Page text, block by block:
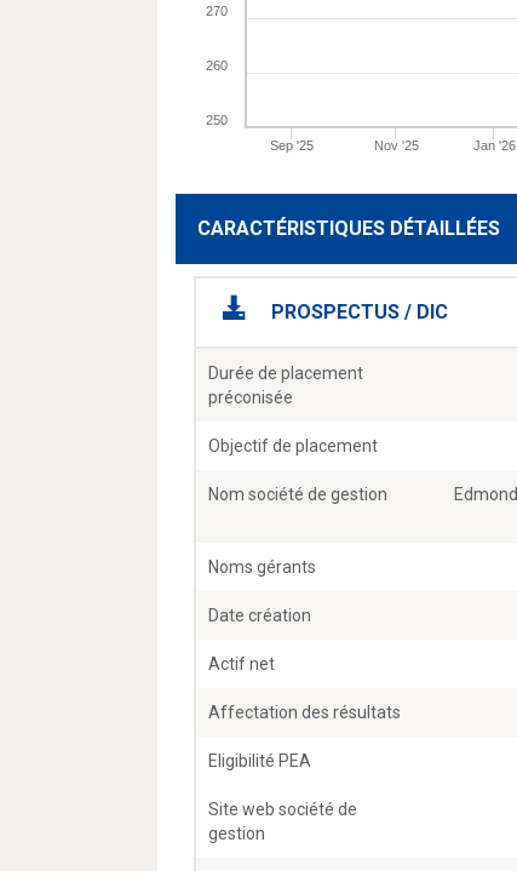
Sep '25 Nov '25 Jan '26
250
260
270
CARACTÉRISTIQUES DÉTAILLÉES
PROSPECTUS / DIC
Durée de placement
préconisée
Objectif de placement
Nom société de gestion
Noms gérants
Date création
Actif net
Affectation des résultats
Eligibilité PEA
Site web société de
gestion